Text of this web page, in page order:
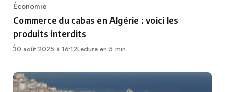
Category
Économie
Commerce du cabas en Algérie : voici les
produits interdits
30 août 2025 à 16:12Lecture en 5 min